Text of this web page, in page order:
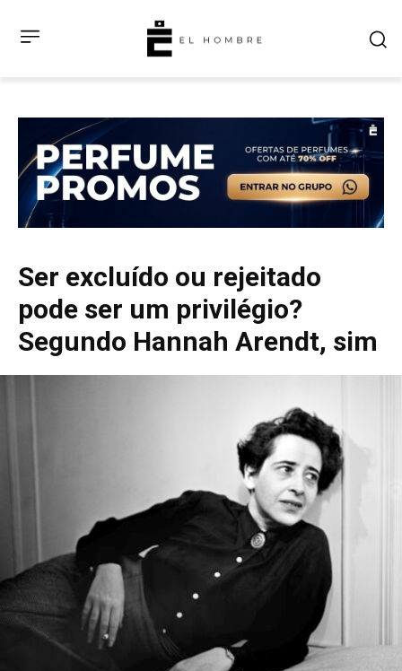
Ser excluído ou rejeitado
pode ser um privilégio?
Segundo Hannah Arendt, sim